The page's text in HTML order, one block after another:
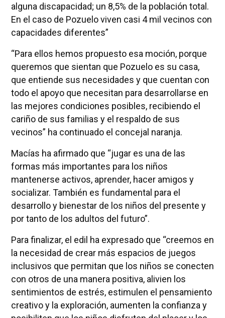
alguna discapacidad; un 8,5% de la población total.
En el caso de Pozuelo viven casi 4 mil vecinos con
capacidades diferentes”
“Para ellos hemos propuesto esa moción, porque
queremos que sientan que Pozuelo es su casa,
que entiende sus necesidades y que cuentan con
todo el apoyo que necesitan para desarrollarse en
las mejores condiciones posibles, recibiendo el
cariño de sus familias y el respaldo de sus
vecinos” ha continuado el concejal naranja.
Macías ha afirmado que “jugar es una de las
formas más importantes para los niños
mantenerse activos, aprender, hacer amigos y
socializar. También es fundamental para el
desarrollo y bienestar de los niños del presente y
por tanto de los adultos del futuro”.
Para finalizar, el edil ha expresado que “creemos en
la necesidad de crear más espacios de juegos
inclusivos que permitan que los niños se conecten
con otros de una manera positiva, alivien los
sentimientos de estrés, estimulen el pensamiento
creativo y la exploración, aumenten la confianza y